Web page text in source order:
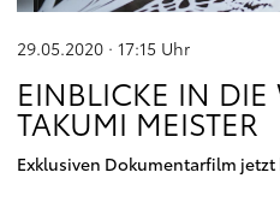
29.05.2020 · 17:15 Uhr
EINBLICKE IN DIE
TAKUMI MEISTER
Exklusiven Dokumentarfilm